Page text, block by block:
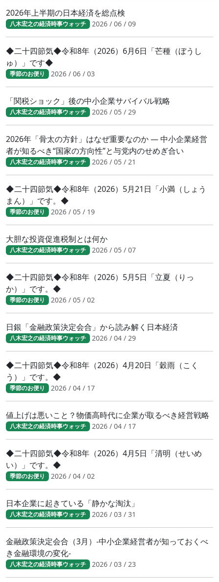
2026年上半期の日本経済を総点検
八木宏之の経済時事ウォッチ 2026 / 06 / 09
◆二十四節気◆令和8年（2026）6月6日「芒種（ぼうし
ゅ）」です◆
季節のお便り 2026 / 06 / 03
「関税ショック」後の中小企業サバイバル戦略
八木宏之の経済時事ウォッチ 2026 / 05 / 29
2026年「骨太の方針」はなぜ重要なのか ― 中小企業経営
者が知るべき“国家の方向性”と与党内のせめぎ合い
八木宏之の経済時事ウォッチ 2026 / 05 / 21
◆二十四節気◆令和8年（2026）5月21日「小満（しょう
まん）」です。◆
季節のお便り 2026 / 05 / 19
大胆な投資促進税制とは何か
八木宏之の経済時事ウォッチ 2026 / 05 / 07
◆二十四節気◆令和8年（2026）5月5日「立夏（りっ
か）」です。◆
季節のお便り 2026 / 05 / 02
日銀「金融政策決定会合」から読み解く日本経済
八木宏之の経済時事ウォッチ 2026 / 04 / 29
◆二十四節気◆令和8年（2026）4月20日「穀雨（こく
う）」です。◆
季節のお便り 2026 / 04 / 17
値上げは悪いこと？物価高時代に企業が取るべき経営戦略
八木宏之の経済時事ウォッチ 2026 / 04 / 17
◆二十四節気◆令和8年（2026）4月5日「清明（せいめ
い）」です。◆
季節のお便り 2026 / 04 / 02
日本企業に起きている「静かな淘汰」
八木宏之の経済時事ウォッチ 2026 / 03 / 31
金融政策決定会合（3月）-中小企業経営者が知っておくべ
き金融環境の変化-
八木宏之の経済時事ウォッチ 2026 / 03 / 23